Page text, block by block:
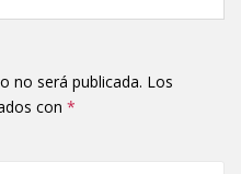
no será publicada. Los
con *